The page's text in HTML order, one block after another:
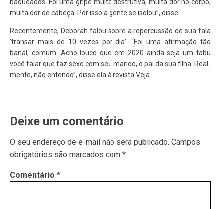
baqueados. Foi uma gripe muito destrutiva, muita dor no corpo,
muita dor de cabeça. Por isso a gente se isolou”, disse.
Recentemente, Deborah falou sobre a repercussão de sua fala
‘transar mais de 10 vezes por dia’. “Foi uma afirmação tão
banal, comum. Acho louco que em 2020 ainda seja um tabu
você falar que faz sexo com seu marido, o pai da sua filha. Real­
men­te, não entendo”, disse ela à revista Veja.
Deixe um comentário
O seu endereço de e-mail não será publicado. Campos
obrigatórios são marcados com *
Comentário *